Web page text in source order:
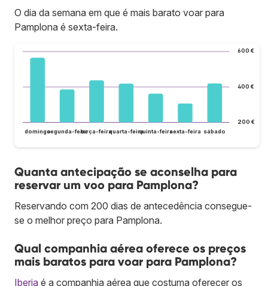
O dia da semana em que é mais barato voar para
Pamplona é sexta-feira.
200 €
400 €
600 €
domingosegunda-feiraterça-feiraquarta-feiraquinta-feirasexta-feira sábado
Quanta antecipação se aconselha para
reservar um voo para Pamplona?
Reservando com 200 dias de antecedência consegue-
se o melhor preço para Pamplona.
Qual companhia aérea oferece os preços
mais baratos para voar para Pamplona?
Iberia é a companhia aérea que costuma oferecer os